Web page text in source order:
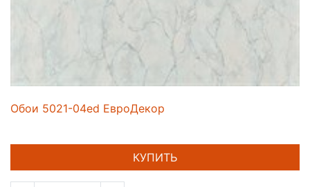
Обои 5021-04ed ЕвроДекор
КУПИТЬ